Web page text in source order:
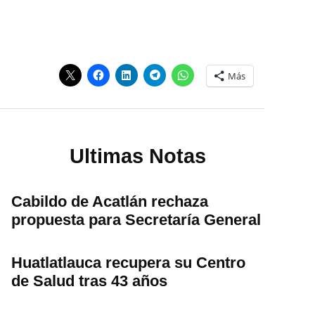
Más
Ultimas Notas
Cabildo de Acatlán rechaza
propuesta para Secretaría General
Huatlatlauca recupera su Centro
de Salud tras 43 años